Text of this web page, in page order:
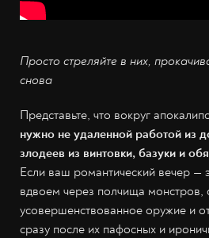
Просто стреляйте в них,
снова
Представьте, что вокруг
нужно не удаленной работой из
злодеев из винтовки, базуки и
Если ваш романтический вечер —
вдвоем через полчища монстров,
усовершенствованное оружие и
сразу после их пафосных и